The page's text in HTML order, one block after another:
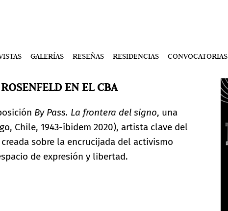
GALERÍAS RESEÑAS RESIDENCIAS CONVOCATORIAS
EN EL CBA
By Pass. La frontera del signo, una
Chile, 1943-íbidem 2020), artista clave del
sobre la encrucijada del activismo
de expresión y libertad.